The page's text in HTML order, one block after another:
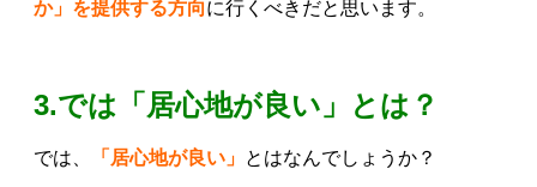
か」を提供する方向に行くべきだと思います。
3.では「居心地が良い」とは？
では、 「居心地が良い」 とはなんでしょうか？